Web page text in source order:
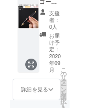
ド 国内
送料/税
込み
支援
者：
0人
お届
け予
定：
2020
年09
月
詳細を見る
こ
の
リ
タ
ー
ン
を
選
択
す